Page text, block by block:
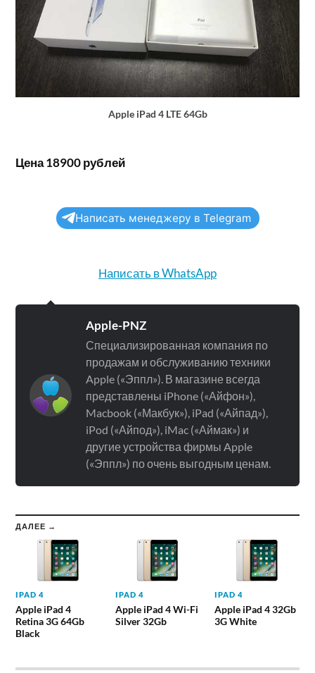
Apple iPad 4 LTE 64Gb
Цена 18900 рублей
Написать менеджеру в Telegram
Написать в WhatsApp
Apple-PNZ
Специализированная компания по
продажам и обслуживанию техники
Apple («Эппл»). В магазине всегда
представлены iPhone («Айфон»),
Macbook («Макбук»), iPad («Айпад»),
iPod («Айпод»), iMac («Аймак») и
другие устройства фирмы Apple
(«Эппл») по очень выгодным ценам.
ДАЛЕЕ →
IPAD 4
Apple iPad 4
Retina 3G 64Gb
Black
IPAD 4
Apple iPad 4 Wi-Fi
Silver 32Gb
IPAD 4
Apple iPad 4 32Gb
3G White